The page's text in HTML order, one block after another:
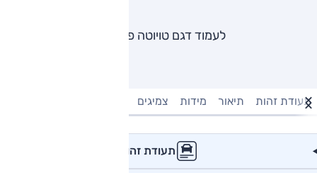
לעמוד דגם טויוטה פריוס
תעודת זהות תיאור מידות צמיגים
תעודת זהות